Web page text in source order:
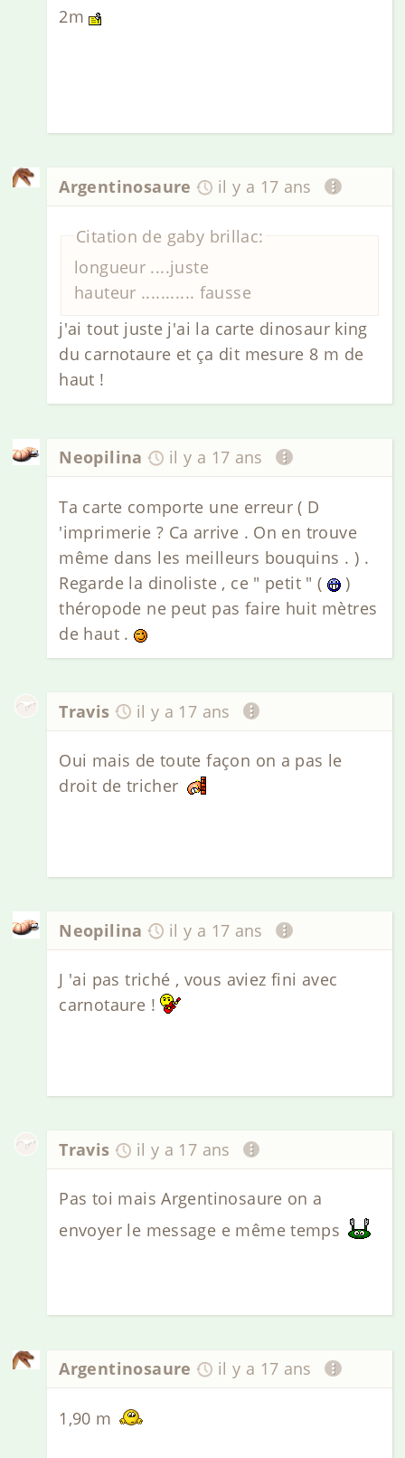
2m
Argentinosaure il y a 17 ans
Citation de gaby brillac:
longueur ....juste
hauteur ........... fausse
j'ai tout juste j'ai la carte dinosaur king
du carnotaure et ça dit mesure 8 m de
haut !
Neopilina il y a 17 ans
Ta carte comporte une erreur ( D
'imprimerie ? Ca arrive . On en trouve
même dans les meilleurs bouquins . ) .
Regarde la dinoliste , ce " petit " (
)
théropode ne peut pas faire huit mètres
de haut .
Travis il y a 17 ans
Oui mais de toute façon on a pas le
droit de tricher
Neopilina il y a 17 ans
J 'ai pas triché , vous aviez fini avec
carnotaure !
Travis il y a 17 ans
Pas toi mais Argentinosaure on a
envoyer le message e même temps
Argentinosaure il y a 17 ans
1,90 m